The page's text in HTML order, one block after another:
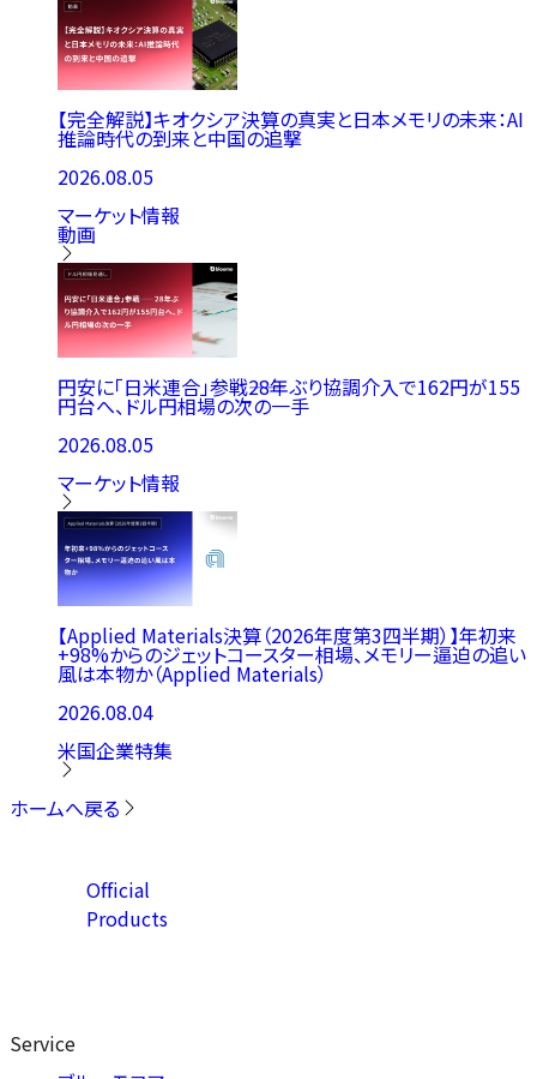
【完全解説】キオクシア決算の真実と日本メモリの未来：AI
推論時代の到来と中国の追撃
2026.08.05
マーケット情報
動画
円安に「日米連合」参戦――28年ぶり協調介入で162円が155
円台へ、ドル円相場の次の一手
2026.08.05
マーケット情報
【Applied Materials決算（2026年度第3四半期）】年初来
+98%からのジェットコースター相場、メモリー逼迫の追い
風は本物か（Applied Materials）
2026.08.04
米国企業特集
ホームへ戻る
Official
Products
Service